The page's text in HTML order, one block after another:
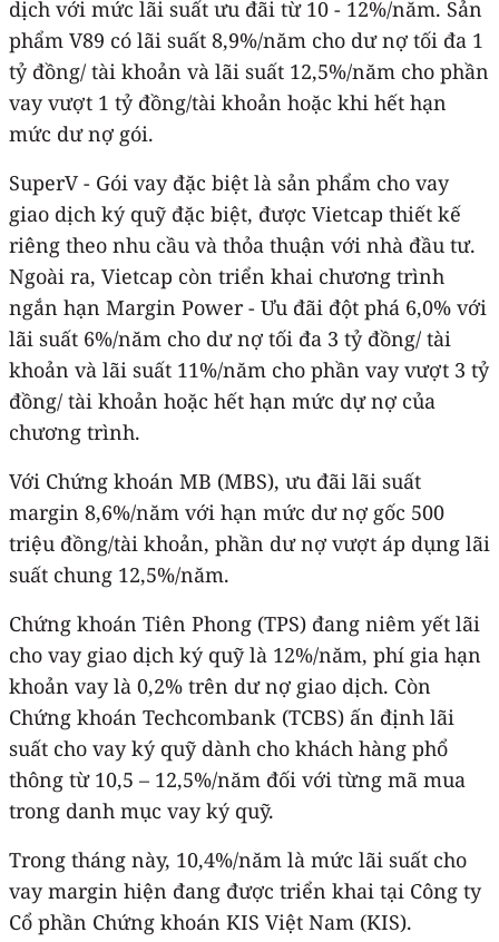
dịch với mức lãi suất ưu đãi từ 10 - 12%/năm. Sản
phẩm V89 có lãi suất 8,9%/năm cho dư nợ tối đa 1
tỷ đồng/ tài khoản và lãi suất 12,5%/năm cho phần
vay vượt 1 tỷ đồng/tài khoản hoặc khi hết hạn
mức dư nợ gói.
SuperV - Gói vay đặc biệt là sản phẩm cho vay
giao dịch ký quỹ đặc biệt, được Vietcap thiết kế
riêng theo nhu cầu và thỏa thuận với nhà đầu tư.
Ngoài ra, Vietcap còn triển khai chương trình
ngắn hạn Margin Power - Ưu đãi đột phá 6,0% với
lãi suất 6%/năm cho dư nợ tối đa 3 tỷ đồng/ tài
khoản và lãi suất 11%/năm cho phần vay vượt 3 tỷ
đồng/ tài khoản hoặc hết hạn mức dự nợ của
chương trình.
Với Chứng khoán MB (MBS), ưu đãi lãi suất
margin 8,6%/năm với hạn mức dư nợ gốc 500
triệu đồng/tài khoản, phần dư nợ vượt áp dụng lãi
suất chung 12,5%/năm.
Chứng khoán Tiên Phong (TPS) đang niêm yết lãi
cho vay giao dịch ký quỹ là 12%/năm, phí gia hạn
khoản vay là 0,2% trên dư nợ giao dịch. Còn
Chứng khoán Techcombank (TCBS) ấn định lãi
suất cho vay ký quỹ dành cho khách hàng phổ
thông từ 10,5 – 12,5%/năm đối với từng mã mua
trong danh mục vay ký quỹ.
Trong tháng này, 10,4%/năm là mức lãi suất cho
vay margin hiện đang được triển khai tại Công ty
Cổ phần Chứng khoán KIS Việt Nam (KIS).